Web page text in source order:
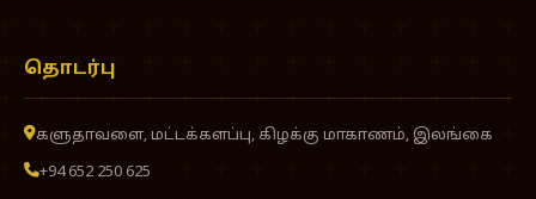
தொடர்பு
களுதாவளை, மட்டக்களப்பு, கிழக்கு மாகாணம், இலங்கை
+94 652 250 625